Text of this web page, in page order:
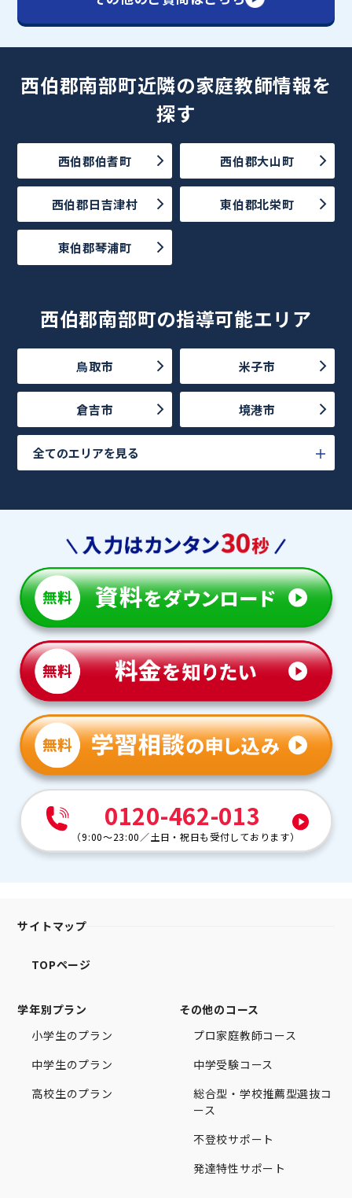
西伯郡南部町近隣の家庭教師情報を
探す
西伯郡伯耆町 西伯郡大山町
西伯郡日吉津村 東伯郡北栄町
東伯郡琴浦町
西伯郡南部町の指導可能エリア
鳥取市 米子市
倉吉市 境港市
全てのエリアを見る
0120-462-013
（9:00～23:00 ／土日・祝日も受付しております）
サイトマップ
TOPページ
学年別プラン
小学生のプラン
中学生のプラン
高校生のプラン
その他のコース
プロ家庭教師コース
中学受験コース
総合型・学校推薦型選抜コ
ース
不登校サポート
発達特性サポート